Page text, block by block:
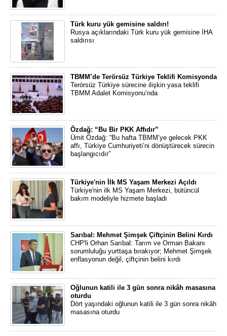
Türk kuru yük gemisine saldırı!
Rusya açıklarındaki Türk kuru yük gemisine İHA
saldırısı
TBMM’de Terörsüz Türkiye Teklifi Komisyonda
Terörsüz Türkiye sürecine ilişkin yasa teklifi
TBMM Adalet Komisyonu’nda
Özdağ: “Bu Bir PKK Affıdır”
Ümit Özdağ: “Bu hafta TBMM’ye gelecek PKK
affı, Türkiye Cumhuriyeti’ni dönüştürecek sürecin
başlangıcıdır”
Türkiye'nin İlk MS Yaşam Merkezi Açıldı
Türkiye'nin ilk MS Yaşam Merkezi, bütüncül
bakım modeliyle hizmete başladı
Sarıbal: Mehmet Şimşek Çiftçinin Belini Kırdı
CHP'li Orhan Sarıbal: Tarım ve Orman Bakanı
sorumluluğu yurttaşa bırakıyor; Mehmet Şimşek
enflasyonun değil, çiftçinin belini kırdı
Oğlunun katili ile 3 gün sonra nikâh masasına
oturdu
Dört yaşındaki oğlunun katili ile 3 gün sonra nikâh
masasına oturdu